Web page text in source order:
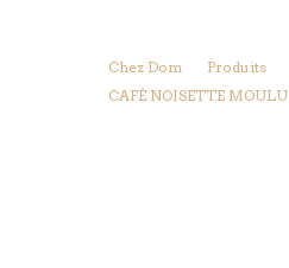
Chez Dom
Produits
CAFÉ NOISETTE MOULU